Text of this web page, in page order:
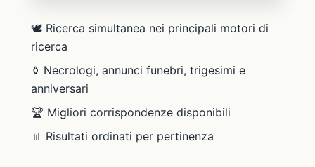
🕊️ Ricerca simultanea nei principali motori di
ricerca
⚱️ Necrologi, annunci funebri, trigesimi e
anniversari
🏆 Migliori corrispondenze disponibili
📊 Risultati ordinati per pertinenza